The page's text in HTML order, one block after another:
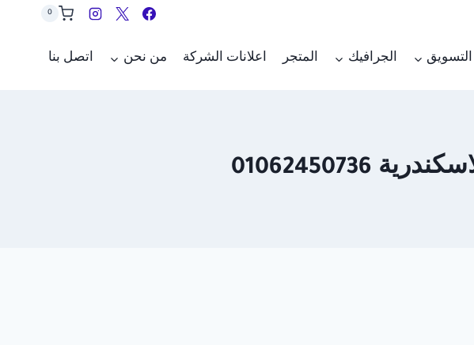
0
التسويق الجرافيك المتجر اعلانات الشركة من نحن اتصل بنا